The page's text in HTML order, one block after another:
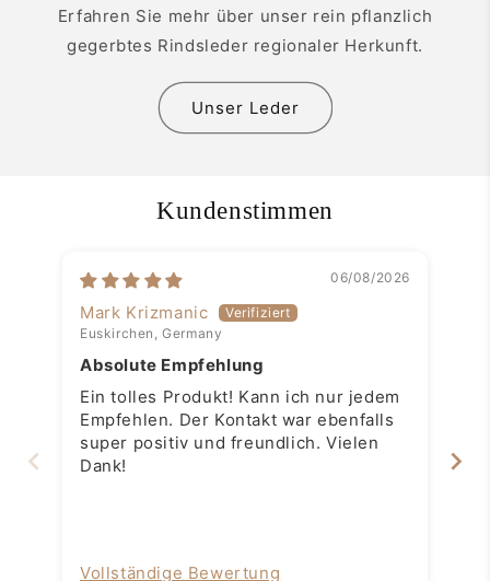
Erfahren Sie mehr über unser rein pflanzlich
gegerbtes Rindsleder regionaler Herkunft.
Unser Leder
Kundenstimmen
06/08/2026
Mark Krizmanic
Euskirchen, Germany
Absolute Empfehlung
Ein tolles Produkt! Kann ich nur jedem
Empfehlen. Der Kontakt war ebenfalls
super positiv und freundlich. Vielen
Dank!
Vollständige Bewertung